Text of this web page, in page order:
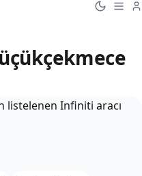
listelenen Infiniti aracı